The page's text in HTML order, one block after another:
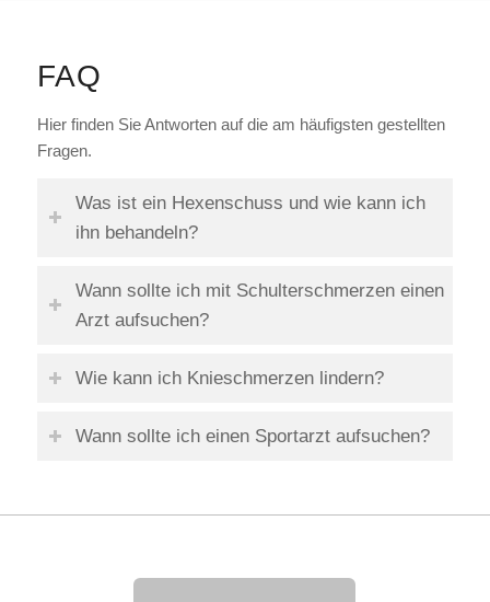
FAQ
Hier finden Sie Antworten auf die am häufigsten gestellten
Fragen.
Was ist ein Hexenschuss und wie kann ich
ihn behandeln?
Wann sollte ich mit Schulterschmerzen einen
Arzt aufsuchen?
Wie kann ich Knieschmerzen lindern?
Wann sollte ich einen Sportarzt aufsuchen?